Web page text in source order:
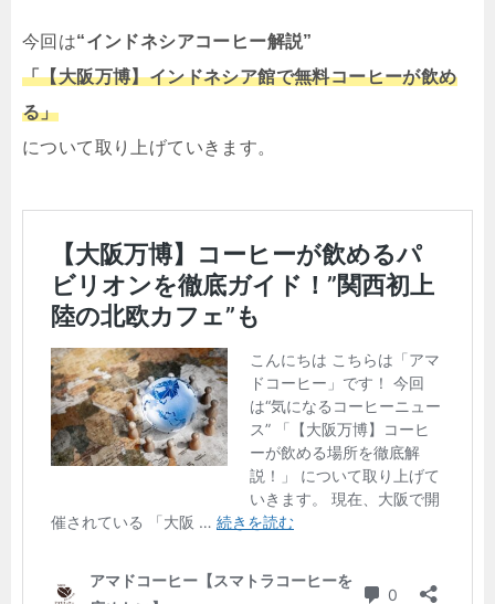
今回は“インドネシアコーヒー解説”
「【大阪万博】インドネシア館で無料コーヒーが飲め
る」
について取り上げていきます。